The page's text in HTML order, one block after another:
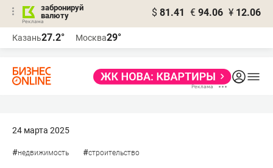
забронируй
валюту
$ 81.41 € 94.06 ¥ 12.06
Казань27.2° Москва29°
24 марта 2025
#недвижимость #строительство